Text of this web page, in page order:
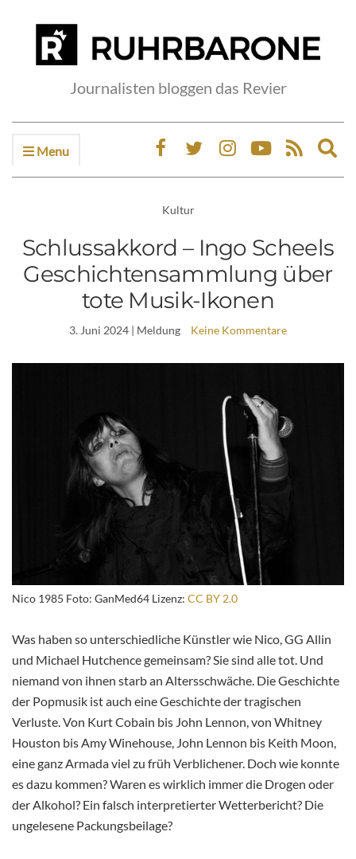
Journalisten bloggen das Revier
Menu
Kultur
Schlussakkord – Ingo Scheels
Geschichtensammlung über
tote Musik-Ikonen
3. Juni 2024 | Meldung Keine Kommentare
Nico 1985 Foto: GanMed64 Lizenz: CC BY 2.0
Was haben so unterschiedliche Künstler wie Nico, GG Allin
und Michael Hutchence gemeinsam? Sie sind alle tot. Und
niemand von ihnen starb an Altersschwäche. Die Geschichte
der Popmusik ist auch eine Geschichte der tragischen
Verluste. Von Kurt Cobain bis John Lennon, von Whitney
Houston bis Amy Winehouse, John Lennon bis Keith Moon,
eine ganz Armada viel zu früh Verblichener. Doch wie konnte
es dazu kommen? Waren es wirklich immer die Drogen oder
der Alkohol? Ein falsch interpretierter Wetterbericht? Die
ungelesene Packungsbeilage?